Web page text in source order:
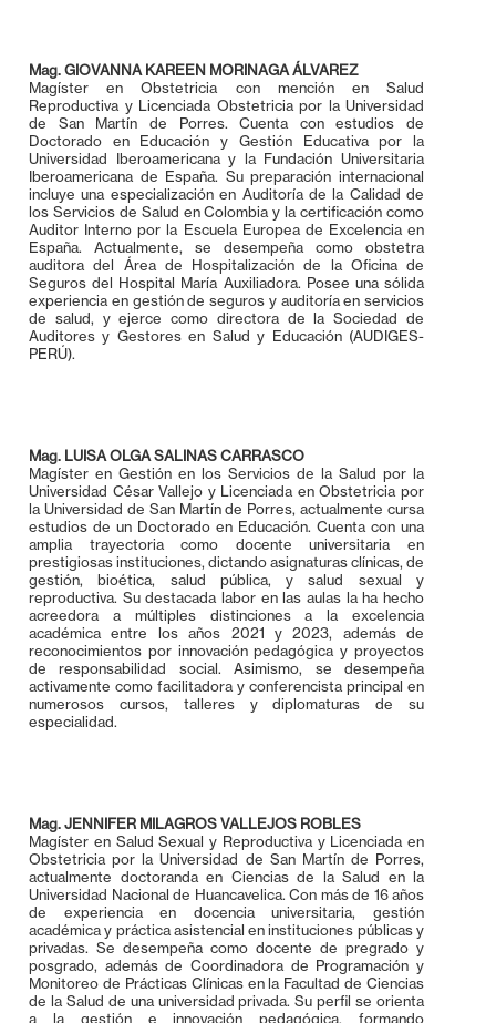
Mag. GIOVANNA KAREEN MORINAGA ÁLVAREZ
Magíster en Obstetricia con mención en Salud
Reproductiva y Licenciada Obstetricia por la Universidad
de San Martín de Porres. Cuenta con estudios de
Doctorado en Educación y Gestión Educativa por la
Universidad Iberoamericana y la Fundación Universitaria
Iberoamericana de España. Su preparación internacional
incluye una especialización en Auditoría de la Calidad de
los Servicios de Salud en Colombia y la certificación como
Auditor Interno por la Escuela Europea de Excelencia en
España. Actualmente, se desempeña como obstetra
auditora del Área de Hospitalización de la Oficina de
Seguros del Hospital María Auxiliadora. Posee una sólida
experiencia en gestión de seguros y auditoría en servicios
de salud, y ejerce como directora de la Sociedad de
Auditores y Gestores en Salud y Educación (AUDIGES-
PERÚ).
Mag. LUISA OLGA SALINAS CARRASCO
Magíster en Gestión en los Servicios de la Salud por la
Universidad César Vallejo y Licenciada en Obstetricia por
la Universidad de San Martín de Porres, actualmente cursa
estudios de un Doctorado en Educación. Cuenta con una
amplia trayectoria como docente universitaria en
prestigiosas instituciones, dictando asignaturas clínicas, de
gestión, bioética, salud pública, y salud sexual y
reproductiva. Su destacada labor en las aulas la ha hecho
acreedora a múltiples distinciones a la excelencia
académica entre los años 2021 y 2023, además de
reconocimientos por innovación pedagógica y proyectos
de responsabilidad social. Asimismo, se desempeña
activamente como facilitadora y conferencista principal en
numerosos cursos, talleres y diplomaturas de su
especialidad.
Mag. JENNIFER MILAGROS VALLEJOS ROBLES
Magíster en Salud Sexual y Reproductiva y Licenciada en
Obstetricia por la Universidad de San Martín de Porres,
actualmente doctoranda en Ciencias de la Salud en la
Universidad Nacional de Huancavelica. Con más de 16 años
de experiencia en docencia universitaria, gestión
académica y práctica asistencial en instituciones públicas y
privadas. Se desempeña como docente de pregrado y
posgrado, además de Coordinadora de Programación y
Monitoreo de Prácticas Clínicas en la Facultad de Ciencias
de la Salud de una universidad privada. Su perfil se orienta
a la gestión e innovación pedagógica, formando